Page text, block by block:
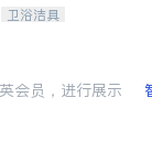
化，打造高端定
卫浴洁具
会员，进行展示